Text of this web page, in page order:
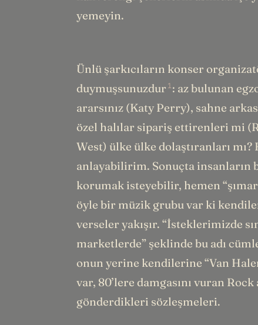
yemeyin.
Ünlü şarkıcıların konser
duymuşsunuzdur 1 : az bulunan
ararsınız (Katy Perry), sahne
özel halılar sipariş ettirenleri mi
West) ülke ülke dolaştıranları
anlayabilirim. Sonuçta insanların
korumak isteyebilir, hemen
öyle bir müzik grubu var ki
verseler yakışır. “İsteklerimizde
marketlerde” şeklinde bu adı
onun yerine kendilerine “Van
var, 80’lere damgasını vuran
gönderdikleri sözleşmeleri.